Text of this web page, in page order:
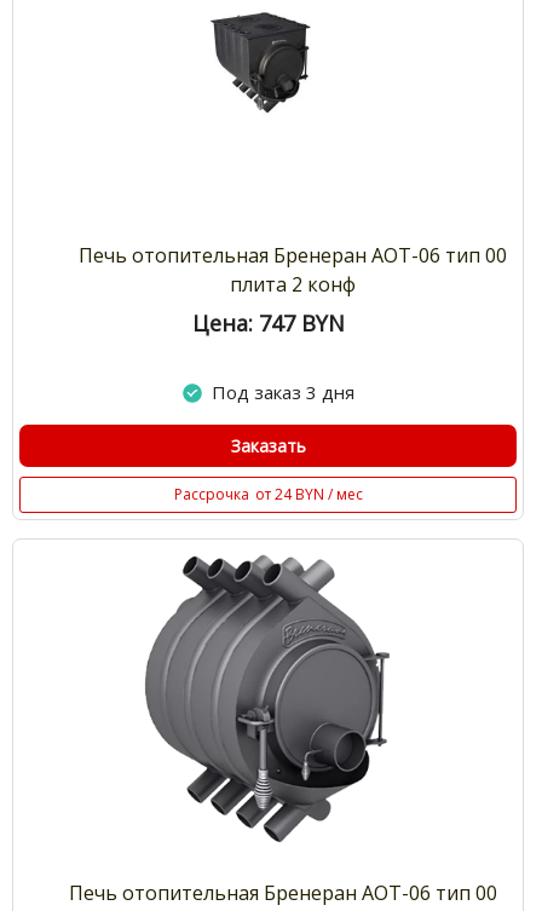
Печь отопительная Бренеран АОТ-06 тип 00
плита 2 конф
Цена: 747 BYN
Под заказ 3 дня
Заказать
Рассрочка от 24 BYN / мес
Печь отопительная Бренеран АОТ-06 тип 00